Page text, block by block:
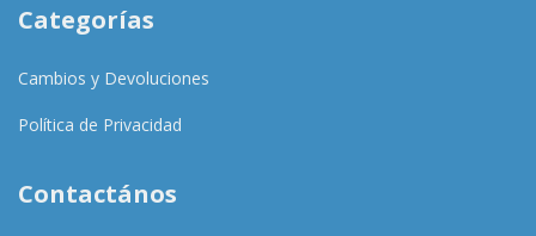
Categorías
Cambios y Devoluciones
Política de Privacidad
Contactános